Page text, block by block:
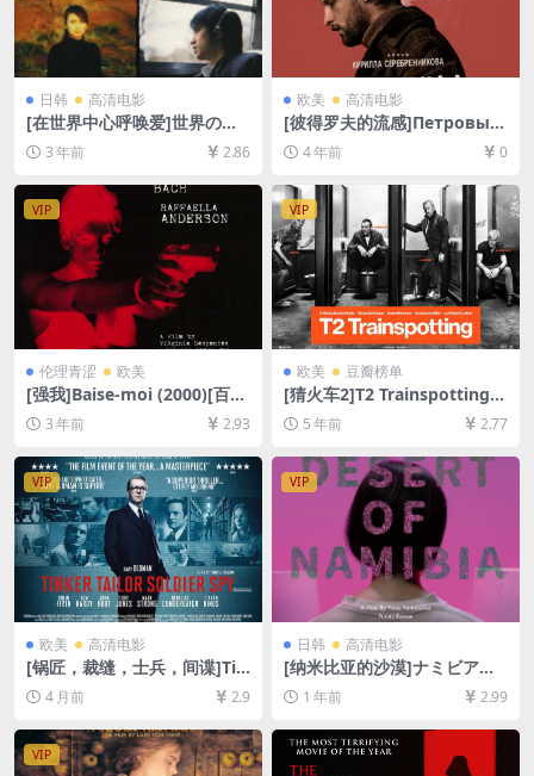
日韩 高清电影
[在世界中心呼唤爱]世界の中
心で、愛をさけぶ (2004)[百
度网盘+迅雷云盘资源1080P
中字]
3 年前 2.86
欧美 高清电影
[彼得罗夫的流感]Петровы в
гриппе (2021)[百度网盘+迅
雷云盘资源1080P超清未删减]
4 年前 0
VIP
伦理青涩 欧美
[强我]Baise-moi (2000)[百度
网盘+夸克网盘资源1080P超
清未删减][MP4/4GB][中文字
幕][视频文件+防和谐加密压缩
包]
3 年前 2.93
VIP
欧美 豆瓣榜单
[猜火车2]T2 Trainspotting
(2017)[百度网盘+迅雷云盘资
源1080P超清未删减][MP4/7.
7GB][中英字幕]
5 年前 2.77
VIP
欧美 高清电影
[锅匠，裁缝，士兵，间谍]Tin
ker Tailor Soldier Spy (201
1)[百度网盘+夸克网盘1080P
超清未删减资源][网盘在线播
放/下载][MP4/8.5GB][中英字
幕]
4 月前 2.9
VIP
日韩 高清电影
[纳米比亚的沙漠]ナミビアの
砂漠 (2024)[百度网盘+夸克网
盘1080P超清未删减资源][网
盘在线播放/下载][MP4/4GB]
[中文字幕]
1 年前 2.99
VIP